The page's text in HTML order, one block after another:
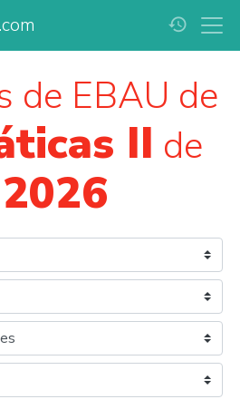
.com history
de EBAU de
II de